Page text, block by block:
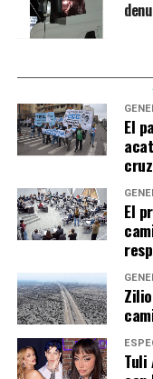
Congreso, Amelia
El
El
Tuli